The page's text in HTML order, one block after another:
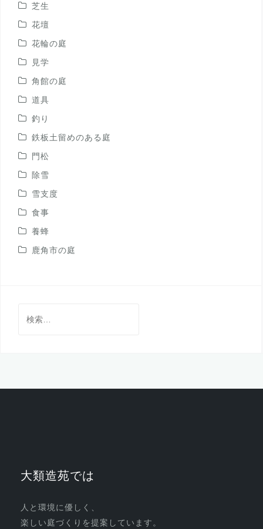
芝生
花壇
花輪の庭
見学
角館の庭
道具
釣り
鉄板土留めのある庭
門松
除雪
雪支度
食事
養蜂
鹿角市の庭
索:
大類造苑では
人と環境に優しく、
楽しい庭づくりを提案しています。